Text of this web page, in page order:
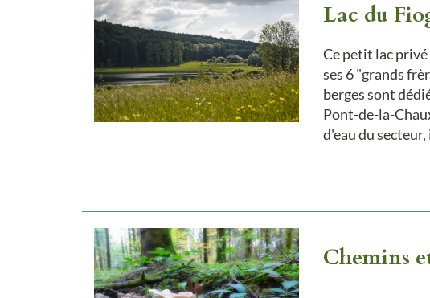
Lac du
Ce petit lac privé
ses 6 "grands
berges sont
Pont-de-la-
d'eau du
Chemins